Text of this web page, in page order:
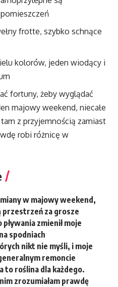
frotte, szybko schnące
kolorów, jeden wiodący i
fortuny, żeby wyglądać
majowy weekend, niecałe
z przyjemnością zamiast
robi różnicę w
w majowy weekend,
przestrzeń za grosze
zmienił moje
spodniach
nikt nie myśli, i moje
remoncie
to roślina dla każdego.
zrozumiałam prawdę